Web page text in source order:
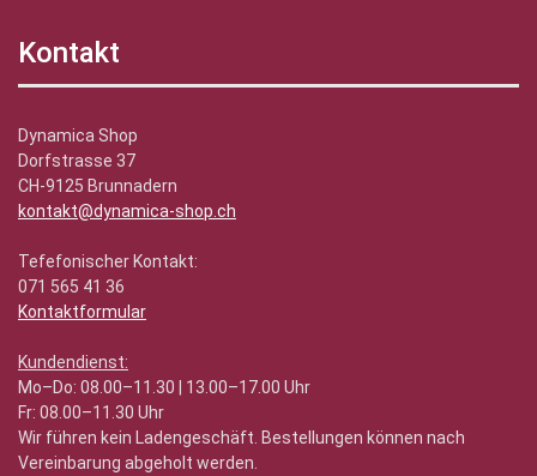
Kontakt
Dynamica Shop
Dorfstrasse 37
CH-9125 Brunnadern
kontakt@dynamica-shop.ch
Tefefonischer Kontakt:
071 565 41 36
Kontaktformular
Kundendienst:
Mo–Do: 08.00–11.30 | 13.00–17.00 Uhr
Fr: 08.00–11.30 Uhr
Wir führen kein Ladengeschäft. Bestellungen können nach
Vereinbarung abgeholt werden.